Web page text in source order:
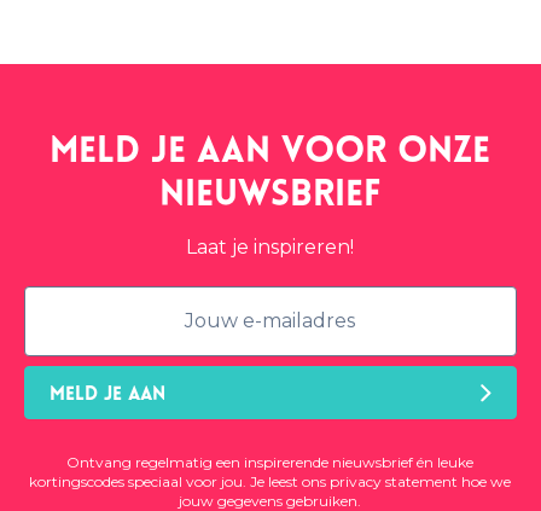
Meld je aan voor onze
nieuwsbrief
Laat je inspireren!
MELD JE AAN
Ontvang regelmatig een inspirerende nieuwsbrief én leuke
kortingscodes speciaal voor jou. Je leest ons privacy statement hoe we
jouw gegevens gebruiken.